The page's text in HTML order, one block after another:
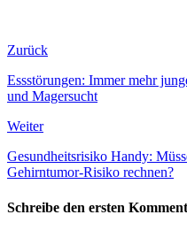
Zurück
Essstörungen: Immer mehr
und Magersucht
Weiter
Gesundheitsrisiko Handy:
Gehirntumor-Risiko rechnen?
Schreibe den ersten